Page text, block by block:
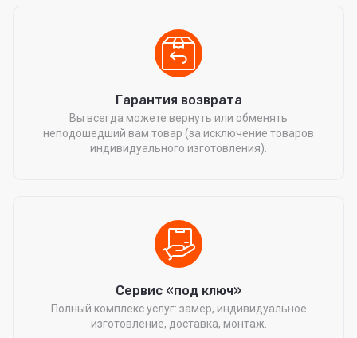
Гарантия возврата
Вы всегда можете вернуть или обменять
неподошедший вам товар (за исключение товаров
индивидуального изготовления).
Сервис «под ключ»
Полный комплекс услуг: замер, индивидуальное
изготовление, доставка, монтаж.